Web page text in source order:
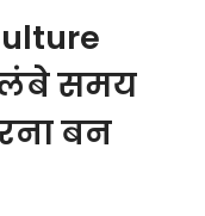
लंबे समय
बन